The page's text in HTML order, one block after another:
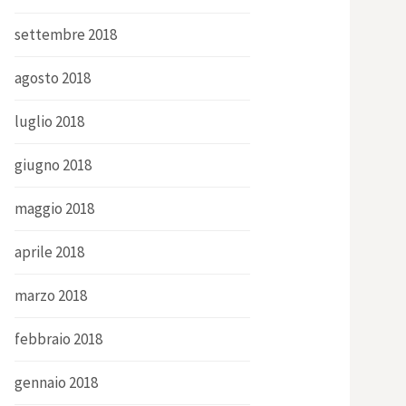
settembre 2018
agosto 2018
luglio 2018
giugno 2018
maggio 2018
aprile 2018
marzo 2018
febbraio 2018
gennaio 2018